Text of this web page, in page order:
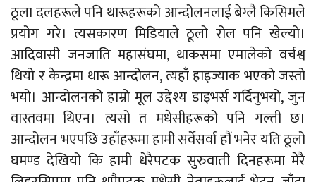
ठूला दलहरूले पनि थारूहरूको आन्दोलनलाई बेग्लै किसिमले
प्रयोग गरे। त्यसकारण मिडियाले ठूलो रोल पनि खेल्यो।
आदिवासी जनजाति महासंघमा, थाकसमा एमालेको वर्चश्व
थियो र केन्द्रमा थारू आन्दोलन, त्यहाँ हाइज्याक भएको जस्तो
भयो। आन्दोलनको हाम्रो मूल उद्देश्य डाइभर्स गर्दिनुभयो, जुन
वास्तवमा थिएन। त्यसो त मधेसीहरूको पनि गल्ती छ।
आन्दोलन भएपछि उहाँहरूमा हामी सर्वेसर्वा हौं भनेर यति ठूलो
घमण्ड देखियो कि हामी धेरैपटक सुरुवाती दिनहरूमा मेरै